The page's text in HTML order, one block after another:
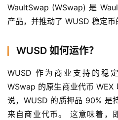
WaultSwap (WSwap) 是
产品，并推动了 WUSD 稳定币
WUSD 如何运作？
WUSD 作为商业支持的稳
WSwap 的原生商业代币 WEX
说，WUSD 的质押品 90% 是
来自商业代币。 这意味着，